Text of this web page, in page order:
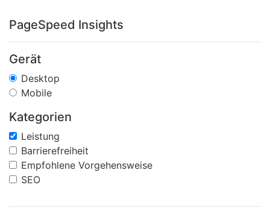
PageSpeed Insights
Gerät
Desktop
Mobile
Kategorien
Leistung
Barrierefreiheit
Empfohlene Vorgehensweise
SEO